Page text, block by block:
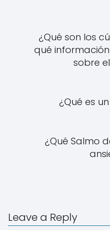
¿Qué son los
qué
sobre
¿Qué es
¿Qué Salmo
Leave a Reply